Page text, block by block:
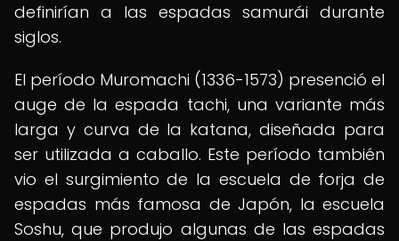
definirían a las espadas samurái durante
siglos.
El período Muromachi (1336-1573) presenció el
auge de la espada tachi, una variante más
larga y curva de la katana, diseñada para
ser utilizada a caballo. Este período también
vio el surgimiento de la escuela de forja de
espadas más famosa de Japón, la escuela
Soshu, que produjo algunas de las espadas